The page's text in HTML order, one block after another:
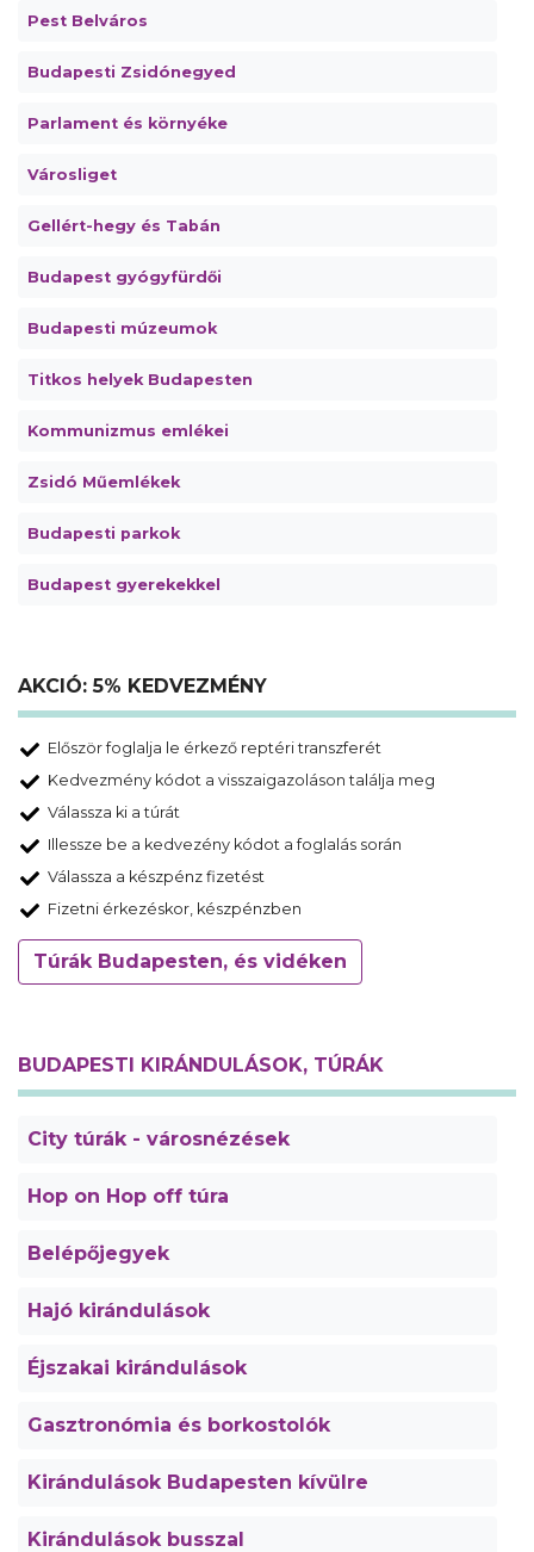
Pest Belváros
Budapesti Zsidónegyed
Parlament és környéke
Városliget
Gellért-hegy és Tabán
Budapest gyógyfürdői
Budapesti múzeumok
Titkos helyek Budapesten
Kommunizmus emlékei
Zsidó Műemlékek
Budapesti parkok
Budapest gyerekekkel
AKCIÓ: 5% KEDVEZMÉNY
Először foglalja le érkező reptéri transzferét
Kedvezmény kódot a visszaigazoláson találja meg
Válassza ki a túrát
Illessze be a kedvezény kódot a foglalás során
Válassza a készpénz fizetést
Fizetni érkezéskor, készpénzben
Túrák Budapesten, és vidéken
BUDAPESTI KIRÁNDULÁSOK, TÚRÁK
City túrák - városnézések
Hop on Hop off túra
Belépőjegyek
Hajó kirándulások
Éjszakai kirándulások
Gasztronómia és borkostolók
Kirándulások Budapesten kívülre
Kirándulások busszal